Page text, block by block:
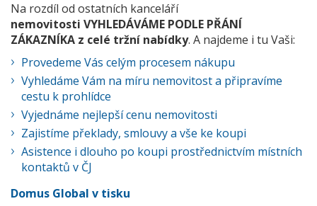
Na rozdíl od ostatních kanceláří
nemovitosti VYHLEDÁVÁME PODLE PŘÁNÍ
ZÁKAZNÍKA z celé tržní nabídky. A najdeme i tu Vaši:
Provedeme Vás celým procesem nákupu
Vyhledáme Vám na míru nemovitost a připravíme
cestu k prohlídce
Vyjednáme nejlepší cenu nemovitosti
Zajistíme překlady, smlouvy a vše ke koupi
Asistence i dlouho po koupi prostřednictvím místních
kontaktů v ČJ
Domus Global v tisku